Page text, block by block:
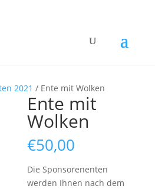
2021 / Ente mit Wolken
Ente mit
Wolken
€50,00
Die Sponsorenenten
werden Ihnen nach dem